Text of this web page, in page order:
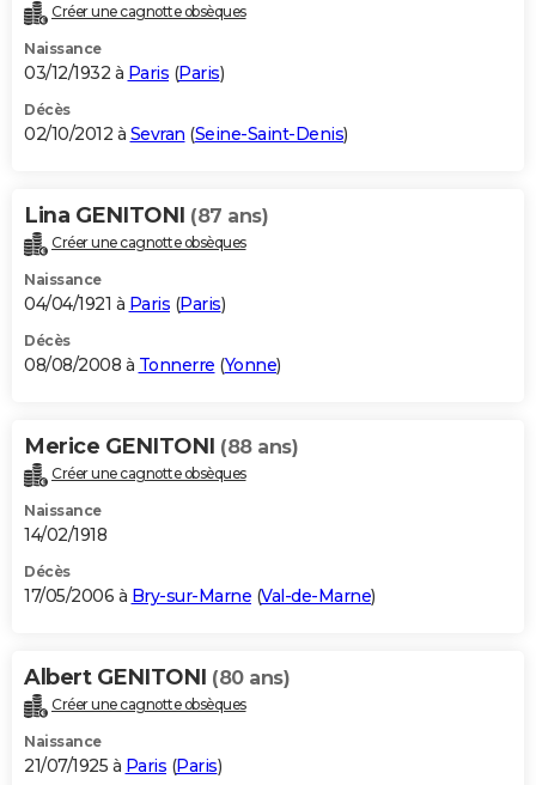
Créer une cagnotte obsèques
Naissance
03/12/1932 à Paris (Paris)
Décès
02/10/2012 à Sevran (Seine-Saint-Denis)
Lina GENITONI (87 ans)
Créer une cagnotte obsèques
Naissance
04/04/1921 à Paris (Paris)
Décès
08/08/2008 à Tonnerre (Yonne)
Merice GENITONI (88 ans)
Créer une cagnotte obsèques
Naissance
14/02/1918
Décès
17/05/2006 à Bry-sur-Marne (Val-de-Marne)
Albert GENITONI (80 ans)
Créer une cagnotte obsèques
Naissance
21/07/1925 à Paris (Paris)